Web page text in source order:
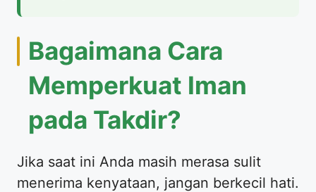
Bagaimana Cara
Memperkuat Iman
pada Takdir?
Jika saat ini Anda masih merasa sulit
menerima kenyataan, jangan berkecil hati.